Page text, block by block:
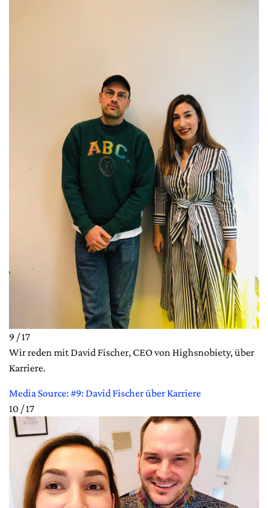
9 / 17
Wir reden mit David Fischer, CEO von Highsnobiety, über
Karriere.
Media Source: #9: David Fischer über Karriere
10 / 17